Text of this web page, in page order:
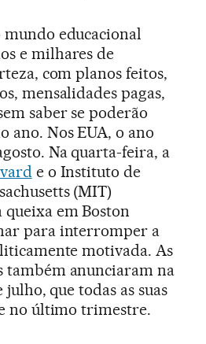
educacional
e milhares de
com planos feitos,
mensalidades pagas,
saber se poderão
ano. Nos EUA, o ano
Na quarta-feira, a
e o Instituto de
(MIT)
em Boston
para interromper a
motivada. As
também anunciaram na
que todas as suas
no último trimestre.